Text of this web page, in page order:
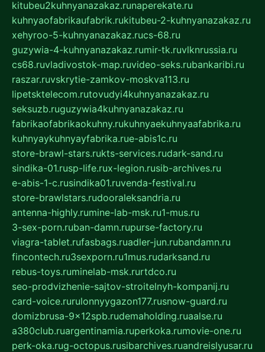
kitubeu2kuhnyanazakaz.runaperekate.ru
kuhnyaofabrikaufabrik.rukitubeu-2-kuhnyanazakaz.ru
xehyroo-5-kuhnyanazakaz.rucs-68.ru
guzywia-4-kuhnyanazakaz.rumir-tk.ruvlknrussia.ru
cs68.ruvladivostok-map.ruvideo-seks.rubankaribi.ru
raszar.ruvskrytie-zamkov-moskva113.ru
lipetsktelecom.rutovudyi4kuhnyanazakaz.ru
seksuzb.ruguzywia4kuhnyanazakaz.ru
fabrikaofabrikaokuhny.rukuhnyaekuhnyaafabrika.ru
kuhnyaykuhnyayfabrika.rue-abis1c.ru
store-brawl-stars.rukts-services.rudark-sand.ru
sindika-01.rusp-life.rux-legion.rusib-archives.ru
e-abis-1-c.rusindika01.ruvenda-festival.ru
store-brawlstars.rudooraleksandria.ru
antenna-highly.rumine-lab-msk.ru1-mus.ru
3-sex-porn.ruban-damn.rupurse-factory.ru
viagra-tablet.rufasbags.ruadler-jun.rubandamn.ru
fincontech.ru3sexporn.ru1mus.rudarksand.ru
rebus-toys.ruminelab-msk.rurtdco.ru
seo-prodvizhenie-sajtov-stroitelnyh-kompanij.ru
card-voice.rurulonnyygazon177.rusnow-guard.ru
domizbrusa-9x12spb.rudemaholding.ruaalse.ru
a380club.ruargentinamia.ruperkoka.rumovie-one.ru
perk-oka.rug-octopus.rusibarchives.ruandreislyusar.ru